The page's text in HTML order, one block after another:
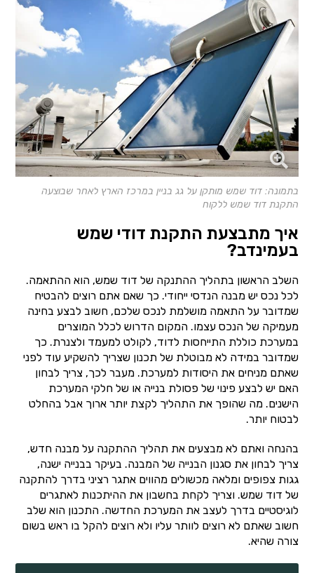
בתמונה: דוד שמש מותקן על גג בניין במרכז הארץ לאחר שבוצעה
התקנת דוד שמש ללקוח
איך מתבצעת התקנת דודי שמש
בעמינדב?
השלב הראשון בתהליך ההתנקה של דוד שמש, הוא ההתאמה.
לכל נכס יש מבנה הנדסי ייחודי. כך שאם אתם רוצים להבטיח
שמדובר על התאמה מושלמת לנכס שלכם, חשוב לבצע בחינה
מעמיקה של הנכס עצמו. המקום הדרוש לכלל המוצרים
במערכת כוללת התייחסות לדוד, לקולט למעמד ולצנרת. כך
שמדובר במידה לא מבוטלת של תכנון שצריך להשקיע עוד לפני
שאתם מניחים את היסודות למערכת. מעבר לכך, צריך לבחון
האם יש לבצע פינוי של פסולת בנייה או של חלקי המערכת
הישנים. מה שהופך את התהליך לקצת יותר ארוך אבל בהחלט
לבטוח יותר.
בהנחה ואתם לא מבצעים את תהליך ההתקנה על מבנה חדש,
צריך לבחון את סגנון הבנייה של המבנה. בעיקר בבנייה ישנה,
גגות צפופים ומלאה מכשולים מהווים אתגר רציני בדרך להתקנה
של דוד שמש. וצריך לקחת בחשבון את ההיתכנות לאתגרים
לוגיסטיים בדרך לעצב את המערכת החדשה. התכנון הוא שלב
חשוב שאתם לא רוצים לוותר עליו ולא רוצים להקל בו ראש בשום
צורה שהיא.